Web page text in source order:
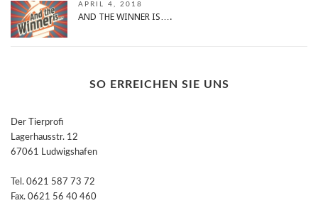
APRIL 4, 2018
AND THE WINNER IS….
SO ERREICHEN SIE UNS
Der Tierprofi
Lagerhausstr. 12
67061 Ludwigshafen
Tel. 0621 587 73 72
Fax. 0621 56 40 460